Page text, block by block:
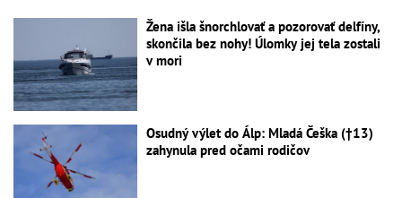
Žena išla šnorchlovať a pozorovať delfíny,
skončila bez nohy! Úlomky jej tela zostali
v mori
Osudný výlet do Álp: Mladá Češka (†13)
zahynula pred očami rodičov